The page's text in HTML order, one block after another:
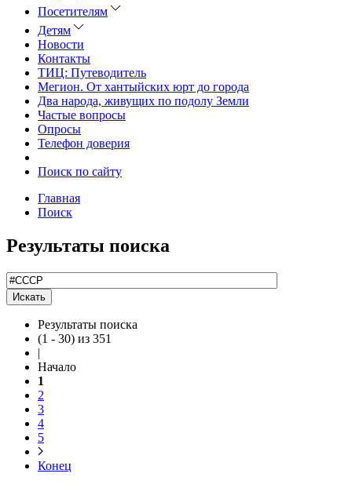
Посетителям
Детям
Новости
Контакты
ТИЦ: Путеводитель
Мегион. От хантыйских юрт до города
Два народа, живущих по подолу Земли
Частые вопросы
Опросы
Телефон доверия
Поиск по сайту
Главная
Поиск
Результаты поиска
Результаты поиска
(1 - 30) из 351
|
Начало
1
2
3
4
5
Конец